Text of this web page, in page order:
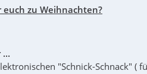
euch zu Weihnachten?
"Schnick-Schnack" (